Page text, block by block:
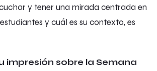
y tener una mirada centrada en
y cuál es su contexto, es
impresión sobre la Semana